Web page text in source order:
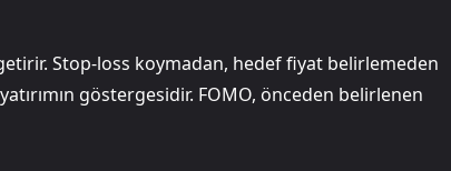
Stop-loss koymadan, hedef fiyat belirlemeden
göstergesidir. FOMO, önceden belirlenen